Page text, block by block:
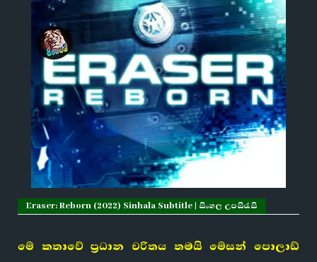
Eraser: Reborn (2022) Sinhala Subtitle | සිංහල උපසිරැසි
මේ කතාවේ ප්‍රධාන චරිතය තමයි මේසන් පොලාඩ්